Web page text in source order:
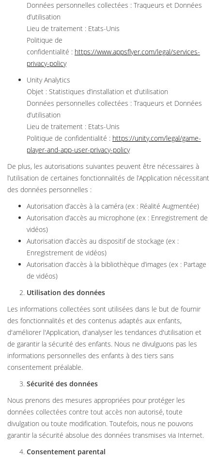
Données personnelles collectées : Traqueurs et Données
d’utilisation
Lieu de traitement : Etats-Unis
Politique de
confidentialité : https://www.appsflyer.com/legal/services-
privacy-policy
Unity Analytics
Objet : Statistiques d’installation et d’utilisation
Données personnelles collectées : Traqueurs et Données
d’utilisation
Lieu de traitement : Etats-Unis
Politique de confidentialité : https://unity.com/legal/game-
player-and-app-user-privacy-policy
De plus, les autorisations suivantes peuvent être nécessaires à
l’utilisation de certaines fonctionnalités de l’Application nécessitant
des données personnelles :
Autorisation d’accès à la caméra (ex : Réalité Augmentée)
Autorisation d’accès au microphone (ex : Enregistrement de
vidéos)
Autorisation d’accès au dispositif de stockage (ex :
Enregistrement de vidéos)
Autorisation d’accès à la bibliothèque d’images (ex : Partage
de vidéos)
Utilisation des données
Les informations collectées sont utilisées dans le but de fournir
des fonctionnalités et des contenus adaptés aux enfants,
d'améliorer l'Application, d'analyser les tendances d'utilisation et
de garantir la sécurité des enfants. Nous ne divulguons pas les
informations personnelles des enfants à des tiers sans
consentement préalable.
Sécurité des données
Nous prenons des mesures appropriées pour protéger les
données collectées contre tout accès non autorisé, toute
divulgation ou toute modification. Toutefois, nous ne pouvons
garantir la sécurité absolue des données transmises via Internet.
Consentement parental